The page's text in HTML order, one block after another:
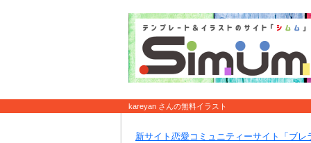
kareyan さんの無料イラスト
新サイト恋愛コミュニティーサイト「ブレ